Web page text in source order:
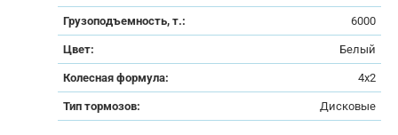
Грузоподъемность, т.: 6000
Цвет: Белый
Колесная формула: 4x2
Тип тормозов: Дисковые